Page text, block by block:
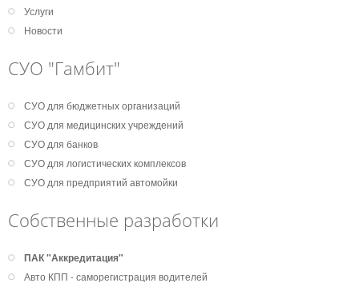
Услуги
Новости
СУО "Гамбит"
СУО для бюджетных организаций
СУО для медицинских учреждений
СУО для банков
СУО для логистических комплексов
СУО для предприятий автомойки
Собственные разработки
ПАК "Аккредитация"
Авто КПП - саморегистрация водителей